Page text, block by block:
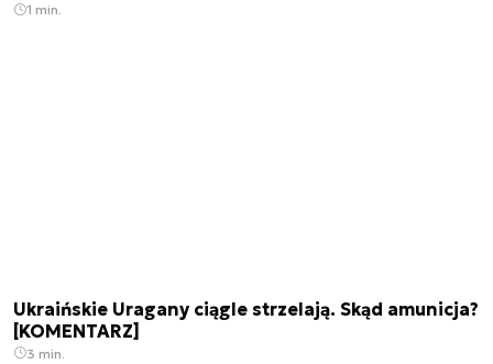
1 min.
Ukraińskie Uragany ciągle strzelają. Skąd amunicja?
[KOMENTARZ]
3 min.